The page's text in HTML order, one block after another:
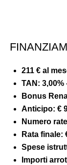
211 € al
TAN: 3,00%
Bonus
Anticipo: €
Numero
Rata finale:
Spese
Importi